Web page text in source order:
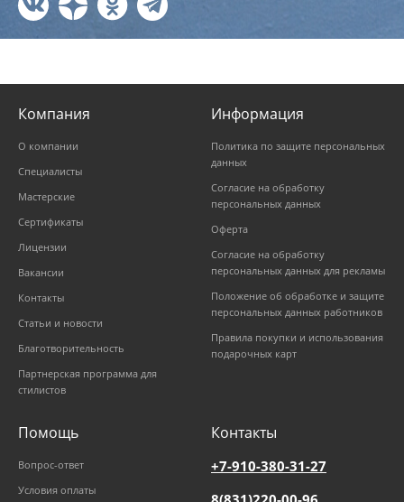
Компания
О компании
Специалисты
Мастерские
Сертификаты
Лицензии
Вакансии
Контакты
Статьи и новости
Благотворительность
Партнерская программа для
стилистов
Информация
Политика по защите персональных
данных
Согласие на обработку
персональных данных
Оферта
Согласие на обработку
персональных данных для рекламы
Положение об обработке и защите
персональных данных работников
Правила покупки и использования
подарочных карт
Помощь
Вопрос-ответ
Условия оплаты
Контакты
+7-910-380-31-27